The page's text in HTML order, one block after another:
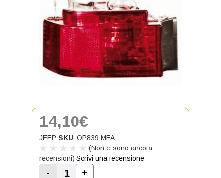
14,10€
JEEP SKU: OP839 MEA
(Non ci sono ancora
recensioni) Scrivi una recensione
- +